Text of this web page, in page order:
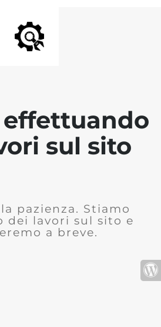
sul sito
pazienza. Stiamo
dei lavori sul sito e
a breve.